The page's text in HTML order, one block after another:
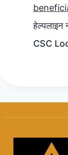
हेल्पलाइन
CSC